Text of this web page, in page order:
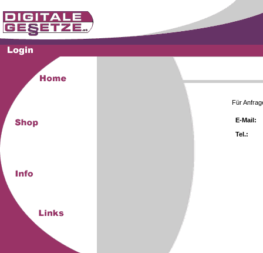
Für
E-Mail:
Tel.: